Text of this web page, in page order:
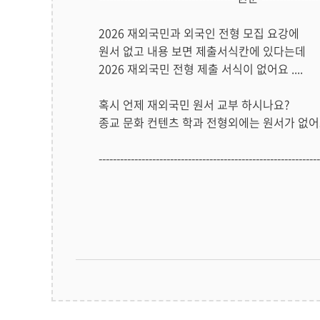
2026 재외국민과 외국인 전형 모집 요강에
원서 없고 내용 보면 제출서식칸에 있다는데
2026 재외국민 전형 제출 서식이 없어요 ....
혹시 언제 재외국민 원서 교부 하시나요?
종교 문화 컨텐츠 학과 전형외에는 원서가 없